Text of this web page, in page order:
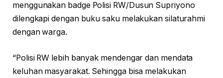
menggunakan badge Polisi RW/Dusun Supriyono
dilengkapi dengan buku saku melakukan silaturahmi
dengan warga.
“Polisi RW lebih banyak mendengar dan mendata
keluhan masyarakat. Sehingga bisa melakukan